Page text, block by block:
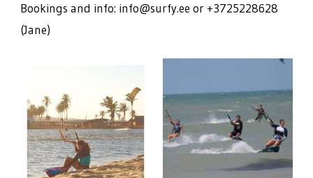
Bookings and info: info@surfy.ee or +3725228628
(Jane)